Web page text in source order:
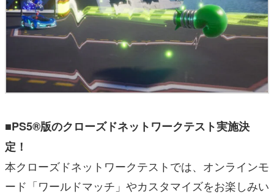
■PS5®版のクローズドネットワークテスト実施決
定！
本クローズドネットワークテストでは、オンラインモ
ード「ワールドマッチ」やカスタマイズをお楽しみい